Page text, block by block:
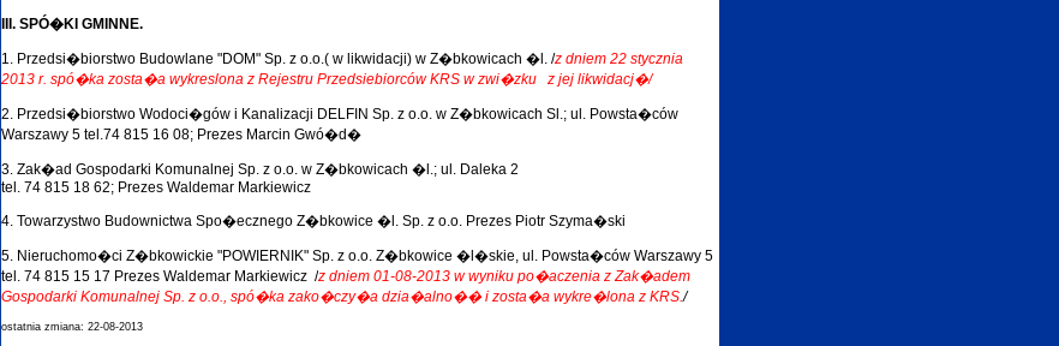
III. SPÓ�KI GMINNE.
1. Przedsi�biorstwo Budowlane "DOM" Sp. z o.o.( w likwidacji) w Z�bkowicach �l. /z dniem 22 stycznia
2013 r. spó�ka zosta�a wykreslona z Rejestru Przedsiebiorców KRS w zwi�zku z jej likwidacj�/
2. Przedsi�biorstwo Wodoci�gów i Kanalizacji DELFIN Sp. z o.o. w Z�bkowicach Sl.; ul. Powsta�ców
Warszawy 5 tel.74 815 16 08; Prezes Marcin Gwó�d�
3. Zak�ad Gospodarki Komunalnej Sp. z o.o. w Z�bkowicach �l.; ul. Daleka 2
tel. 74 815 18 62; Prezes Waldemar Markiewicz
4. Towarzystwo Budownictwa Spo�ecznego Z�bkowice �l. Sp. z o.o. Prezes Piotr Szyma�ski
5. Nieruchomo�ci Z�bkowickie "POWIERNIK" Sp. z o.o. Z�bkowice �l�skie, ul. Powsta�ców Warszawy 5
tel. 74 815 15 17 Prezes Waldemar Markiewicz /z dniem 01-08-2013 w wyniku po�aczenia z Zak�adem
Gospodarki Komunalnej Sp. z o.o., spó�ka zako�czy�a dzia�alno�� i zosta�a wykre�lona z KRS./
ostatnia zmiana: 22-08-2013